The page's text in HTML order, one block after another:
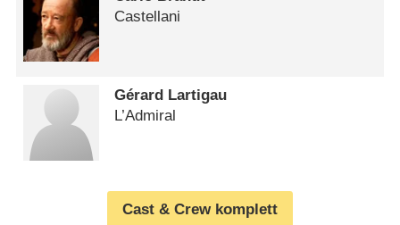
Castellani
Gérard Lartigau
L’Admiral
Cast & Crew komplett